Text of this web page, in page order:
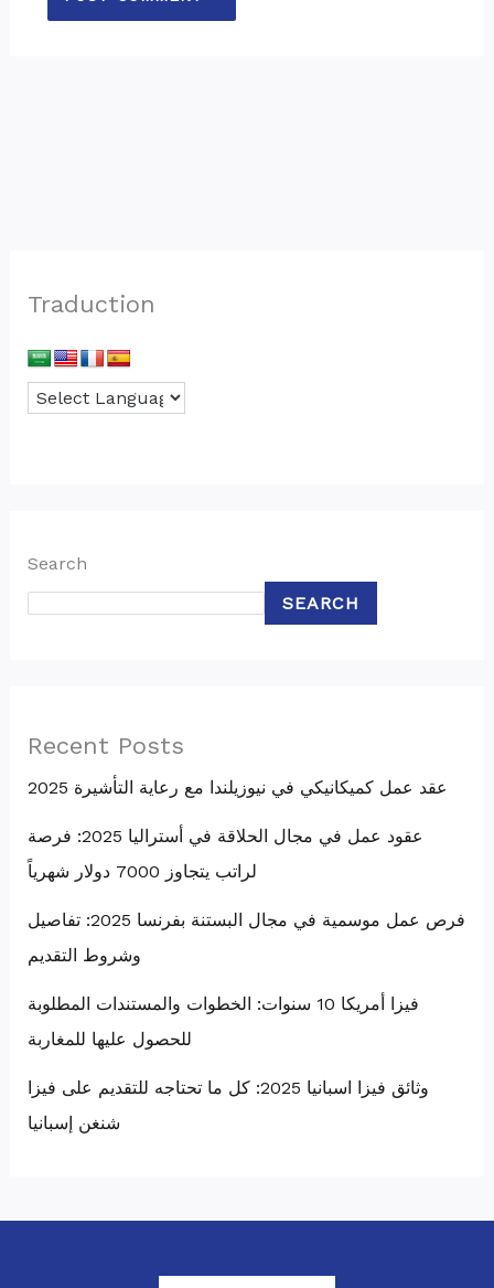
Traduction
Search
SEARCH
Recent Posts
عقد عمل كميكانيكي في نيوزيلندا مع رعاية التأشيرة 2025
عقود عمل في مجال الحلاقة في أستراليا 2025: فرصة
لراتب يتجاوز 7000 دولار شهرياً
فرص عمل موسمية في مجال البستنة بفرنسا 2025: تفاصيل
وشروط التقديم
فيزا أمريكا 10 سنوات: الخطوات والمستندات المطلوبة
للحصول عليها للمغاربة
وثائق فيزا اسبانيا 2025: كل ما تحتاجه للتقديم على فيزا
شنغن إسبانيا